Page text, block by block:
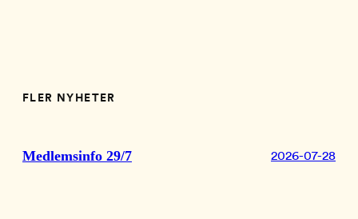
FLER NYHETER
Medlemsinfo 29/7 2026-07-28